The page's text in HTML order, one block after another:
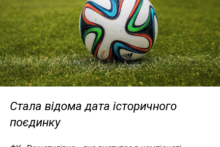
Стала відома дата історичного
поєдинку